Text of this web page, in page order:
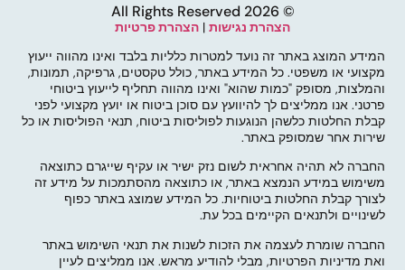
© 2026 All Rights Reserved
הצהרת נגישות | הצהרת פרטיות
המידע המוצג באתר זה נועד למטרות כלליות בלבד ואינו מהווה ייעוץ
מקצועי או משפטי. כל המידע באתר, כולל טקסטים, גרפיקה, תמונות,
והמלצות, מסופק "כמות שהוא" ואינו מהווה תחליף לייעוץ ביטוחי
פרטני. אנו ממליצים לך להיוועץ עם סוכן ביטוח או יועץ מקצועי לפני
קבלת החלטות כלשהן הנוגעות לפוליסות ביטוח, תנאי הפוליסות או כל
שירות אחר שמסופק באתר.
החברה לא תהיה אחראית לשום נזק ישיר או עקיף שייגרם כתוצאה
משימוש במידע הנמצא באתר, או כתוצאה מהסתמכות על מידע זה
לצורך קבלת החלטות ביטוחיות. כל המידע שמוצג באתר כפוף
לשינויים ולתנאים הקיימים בכל עת.
החברה שומרת לעצמה את הזכות לשנות את תנאי השימוש באתר
ואת מדיניות הפרטיות, מבלי להודיע מראש. אנו ממליצים לעיין